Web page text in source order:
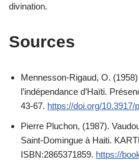
divination.
Sources
Mennesson-Rigaud, O.
l’indépendance d’Haïti.
43-67. https://doi.org/10.3917/
Pierre Pluchon, (1987).
Saint-Domingue à Haiti.
ISBN:2865371859. https://